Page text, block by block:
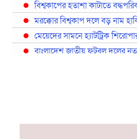
বিশ্বকাপের হতাশা কাটাতে
মরক্কোর বিশ্বকাপ দলে বড় নাম
মেয়েদের সামনে হ্যাটট্রিক
বাংলাদেশ জাতীয় ফুটবল দলের
সরিয়ে নিয়েছে ইরান